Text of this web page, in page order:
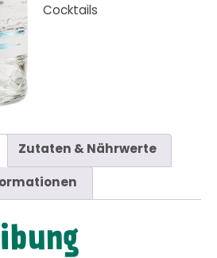
Cocktails
Zutaten & Nährwerte